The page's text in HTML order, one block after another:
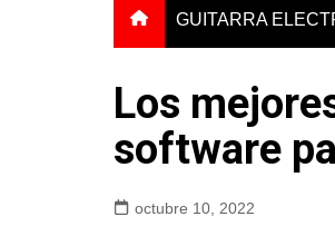
GUITARRA
Los
software
octubre 10, 2022